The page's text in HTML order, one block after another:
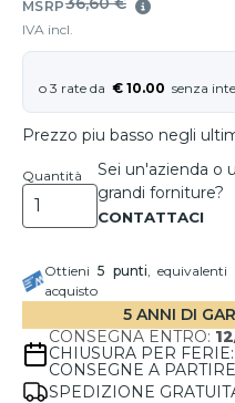
MSRP
IVA incl.
€ 10.00
Prezzo piu basso negli
Quantità
Sei un'azienda o
grandi forniture?
Ottieni 5 punti,
acquisto
5 ANNI DI
CONSEGNA ENTRO:
CHIUSURA PER FERIE:
CONSEGNE A
SPEDIZIONE